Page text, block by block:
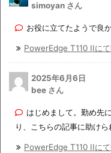
simoyan さん
お役に立てたようで良
PowerEdge T110 IIに
2025年6月6日
bee さん
はじめまして。勤め先
り、こちらの記事に助け
PowerEdge T110 IIに